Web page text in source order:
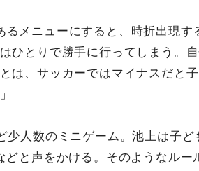
るメニューにすると、時折出現
ひとりで勝手に行ってしまう。
は、サッカーではマイナスだと
少人数のミニゲーム。池上は子
どと声をかける。そのようなル